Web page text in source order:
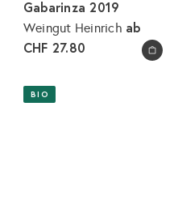
In den Warenkorb legen
Gabarinza 2019
Weingut Heinrich ab
CHF 27.80
BIO